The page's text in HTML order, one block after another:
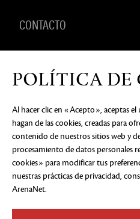
CONTACTO
AVISO DE PRIVACIDAD
VENDER NI COMPARTIR MI
PERSONAL
PREFERENCIAS
©2026 ArenaNet, LLC.
derechos. Todas las marcas
propiedad de sus respectivos
Blood and Gore
POLÍTICA DE
Al hacer clic en «Acepto», aceptas
hagan de las cookies, creadas para
contenido de nuestros sitios web y
procesamiento de datos personales
cookies» para modificar tus
nuestras prácticas de privacidad,
ArenaNet.